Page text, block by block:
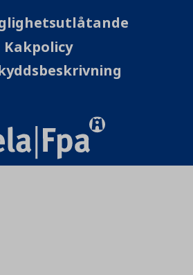
Kakpolicy